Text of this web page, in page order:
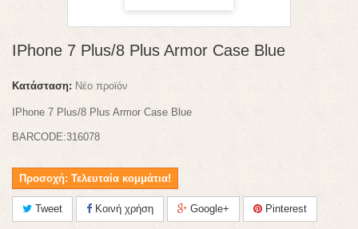
IPhone 7 Plus/8 Plus Armor Case Blue
Κατάσταση: Νέο προϊόν
IPhone 7 Plus/8 Plus Armor Case Blue
BARCODE:316078
Προσοχή: Τελευταία κομμάτια!
Tweet Κοινή χρήση Google+ Pinterest